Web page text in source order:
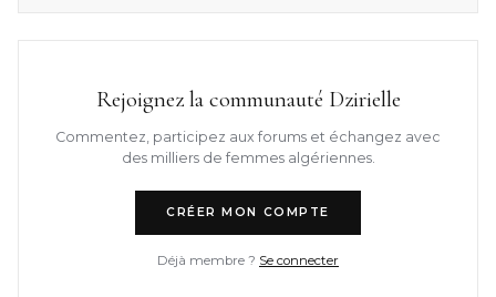
Rejoignez la communauté Dzirielle
Commentez, participez aux forums et échangez avec
des milliers de femmes algériennes.
CRÉER MON COMPTE
Déjà membre ? Se connecter